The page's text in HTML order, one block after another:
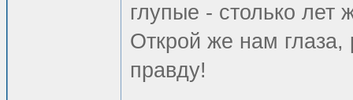
глупые - столько лет
Открой же нам
правду!